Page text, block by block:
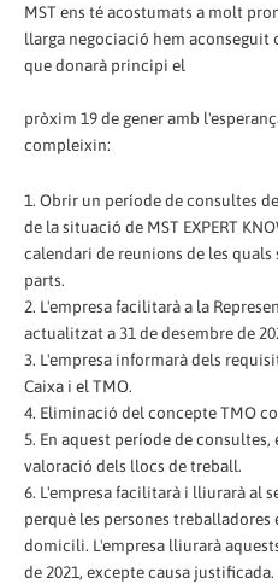
MST ens té acostumats a molt
llarga negociació hem aconseguit
que donarà principi el
pròxim 19 de gener amb
compleixin:
1. Obrir un període de consultes
de la situació de MST EXPERT
calendari de reunions de les quals
parts.
2. L'empresa facilitarà a la
actualitzat a 31 de desembre de
3. L'empresa informarà dels
Caixa i el TMO.
4. Eliminació del concepte TMO
5. En aquest període de
valoració dels llocs de treball.
6. L'empresa facilitarà i lliurarà al
perquè les persones
domicili. L'empresa lliurarà
de 2021, excepte causa